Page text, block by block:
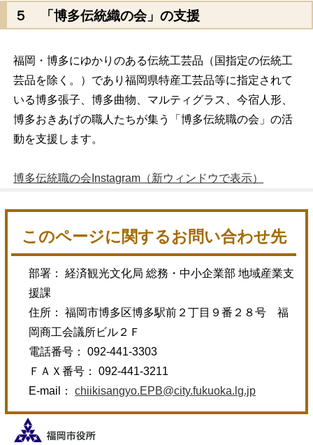
５ 「博多伝統織の会」の支援
福岡・博多にゆかりのある伝統工芸品（国指定の伝統工
芸品を除く。）であり福岡県特産工芸品等に指定されて
いる博多張子、博多曲物、マルティグラス、今宿人形、
博多おきあげの職人たちが集う「博多伝統職の会」の活
動を支援します。
博多伝統職の会Instagram（新ウィンドウで表示）
このページに関するお問い合わせ先
部署： 経済観光文化局 総務・中小企業部 地域産業支
援課
住所： 福岡市博多区博多駅前２丁目９番２８号 福
岡商工会議所ビル２Ｆ
電話番号： 092-441-3303
ＦＡＸ番号： 092-441-3211
E-mail：chiikisangyo.EPB@city.fukuoka.lg.jp